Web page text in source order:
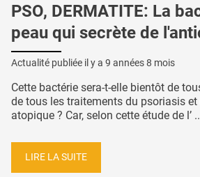
PSO, DERMATITE: La
peau qui secrète de
Actualité publiée il y a 9 années 8 mois
Cette bactérie sera-t-elle bientôt de
de tous les traitements du psoriasis
atopique ? Car, selon cette étude de l’
LIRE LA SUITE